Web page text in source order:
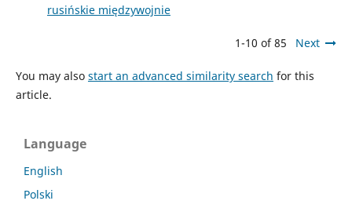
rusińskie międzywojnie
1-10 of 85 Next
You may also start an advanced similarity search for this
article.
Language
English
Polski